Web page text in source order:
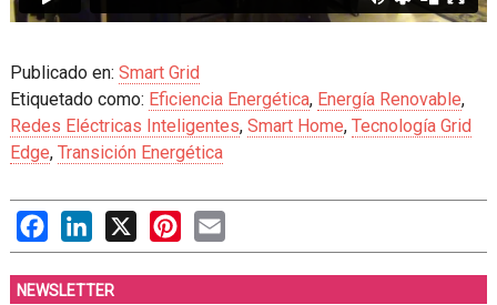
Publicado en: Smart Grid
Etiquetado como: Eficiencia Energética, Energía Renovable,
Redes Eléctricas Inteligentes, Smart Home, Tecnología Grid
Edge, Transición Energética
FacebookLinkedIn
X PinterestEmail
NEWSLETTER